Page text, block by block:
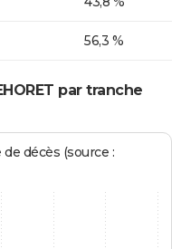
56,3 %
par tranche
décès (source :